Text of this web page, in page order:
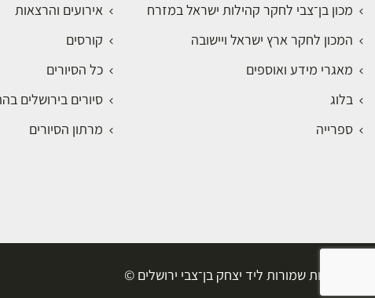
מכון בן־צבי לחקר קהילות ישראל במזרח
המכון לחקר ארץ ישראל ויישובה
מאגרי מידע ואוספים
בלוג
ספרייה
אירועים והרצאות
קורסים
כל הסיורים
סיורים בירושלים
מרתון הסיורים
כל הזכויות שמורות ליד יצחק בן־צבי ירושלים ©